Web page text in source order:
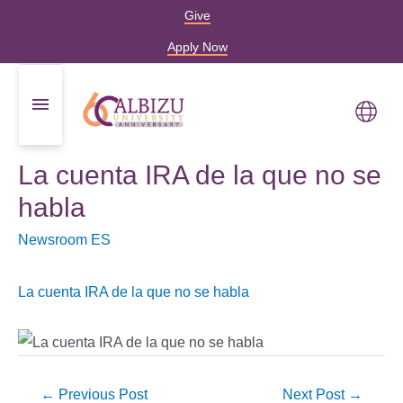
Give
Apply Now
La cuenta IRA de la que no se
habla
Newsroom ES
La cuenta IRA de la que no se habla
← Previous Post Next Post →